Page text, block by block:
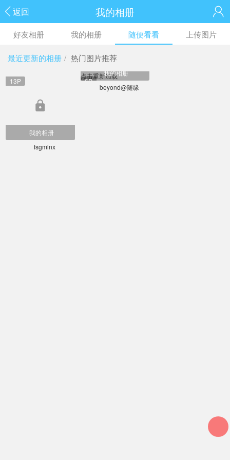
返回 我的相册
好友相册 我的相册 随便看看 上传图片
最近更新的相册 / 热门图片推荐
我的相册
13P
fsgmlnx
我的相册
点击重新加载
6P
beyond@随缘